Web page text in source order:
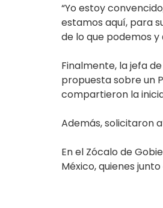
“Yo estoy
estamos aquí, para
de lo que podemos
Finalmente, la jefa
propuesta sobre un
compartieron la
Además, solicitaron
En el Zócalo de
México, quienes